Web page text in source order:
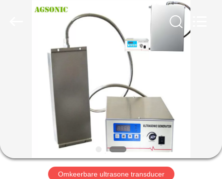
PRODUCTEN
ONGEVEER
Omkeerbare ultrasone transducer